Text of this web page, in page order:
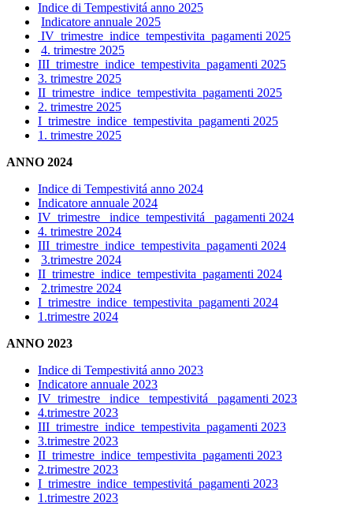
Indice di Tempestivitá anno 2025
Indicatore annuale 2025
IV_trimestre_indice_tempestivita_pagamenti 2025
4. trimestre 2025
III_trimestre_indice_tempestivita_pagamenti 2025
3. trimestre 2025
II_trimestre_indice_tempestivita_pagamenti 2025
2. trimestre 2025
I_trimestre_indice_tempestivita_pagamenti 2025
1. trimestre 2025
ANNO 2024
Indice di Tempestivitá anno 2024
Indicatore annuale 2024
IV_trimestre_ indice_tempestivitá_ pagamenti 2024
4. trimestre 2024
III_trimestre_indice_tempestivita_pagamenti 2024
3.trimestre 2024
II_trimestre_indice_tempestivita_pagamenti 2024
2.trimestre 2024
I_trimestre_indice_tempestivita_pagamenti 2024
1.trimestre 2024
ANNO 2023
Indice di Tempestivitá anno 2023
Indicatore annuale 2023
IV_trimestre_ indice _tempestivitá_ pagamenti 2023
4.trimestre 2023
III_trimestre_indice_tempestivita_pagamenti 2023
3.trimestre 2023
II_trimestre_indice_tempestivita_pagamenti 2023
2.trimestre 2023
I_trimestre_indice_tempestivitá_pagamenti 2023
1.trimestre 2023